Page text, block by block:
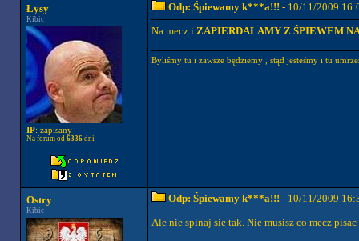
Łysy
Kibic
IP: zapisany
Na forum od 6336dni
Odp: Śpiewamy k***a!!! - 10/11/2009
Na mecz i ZAPIERDALAMY Z ŚPIEWEM
Byliśmy tu i zawsze będziemy , stąd jesteśmy i tu
Ostry
Kibic
Odp: Śpiewamy k***a!!! - 10/11/2009
Ale nie spinaj sie tak. Nie musisz co mecz